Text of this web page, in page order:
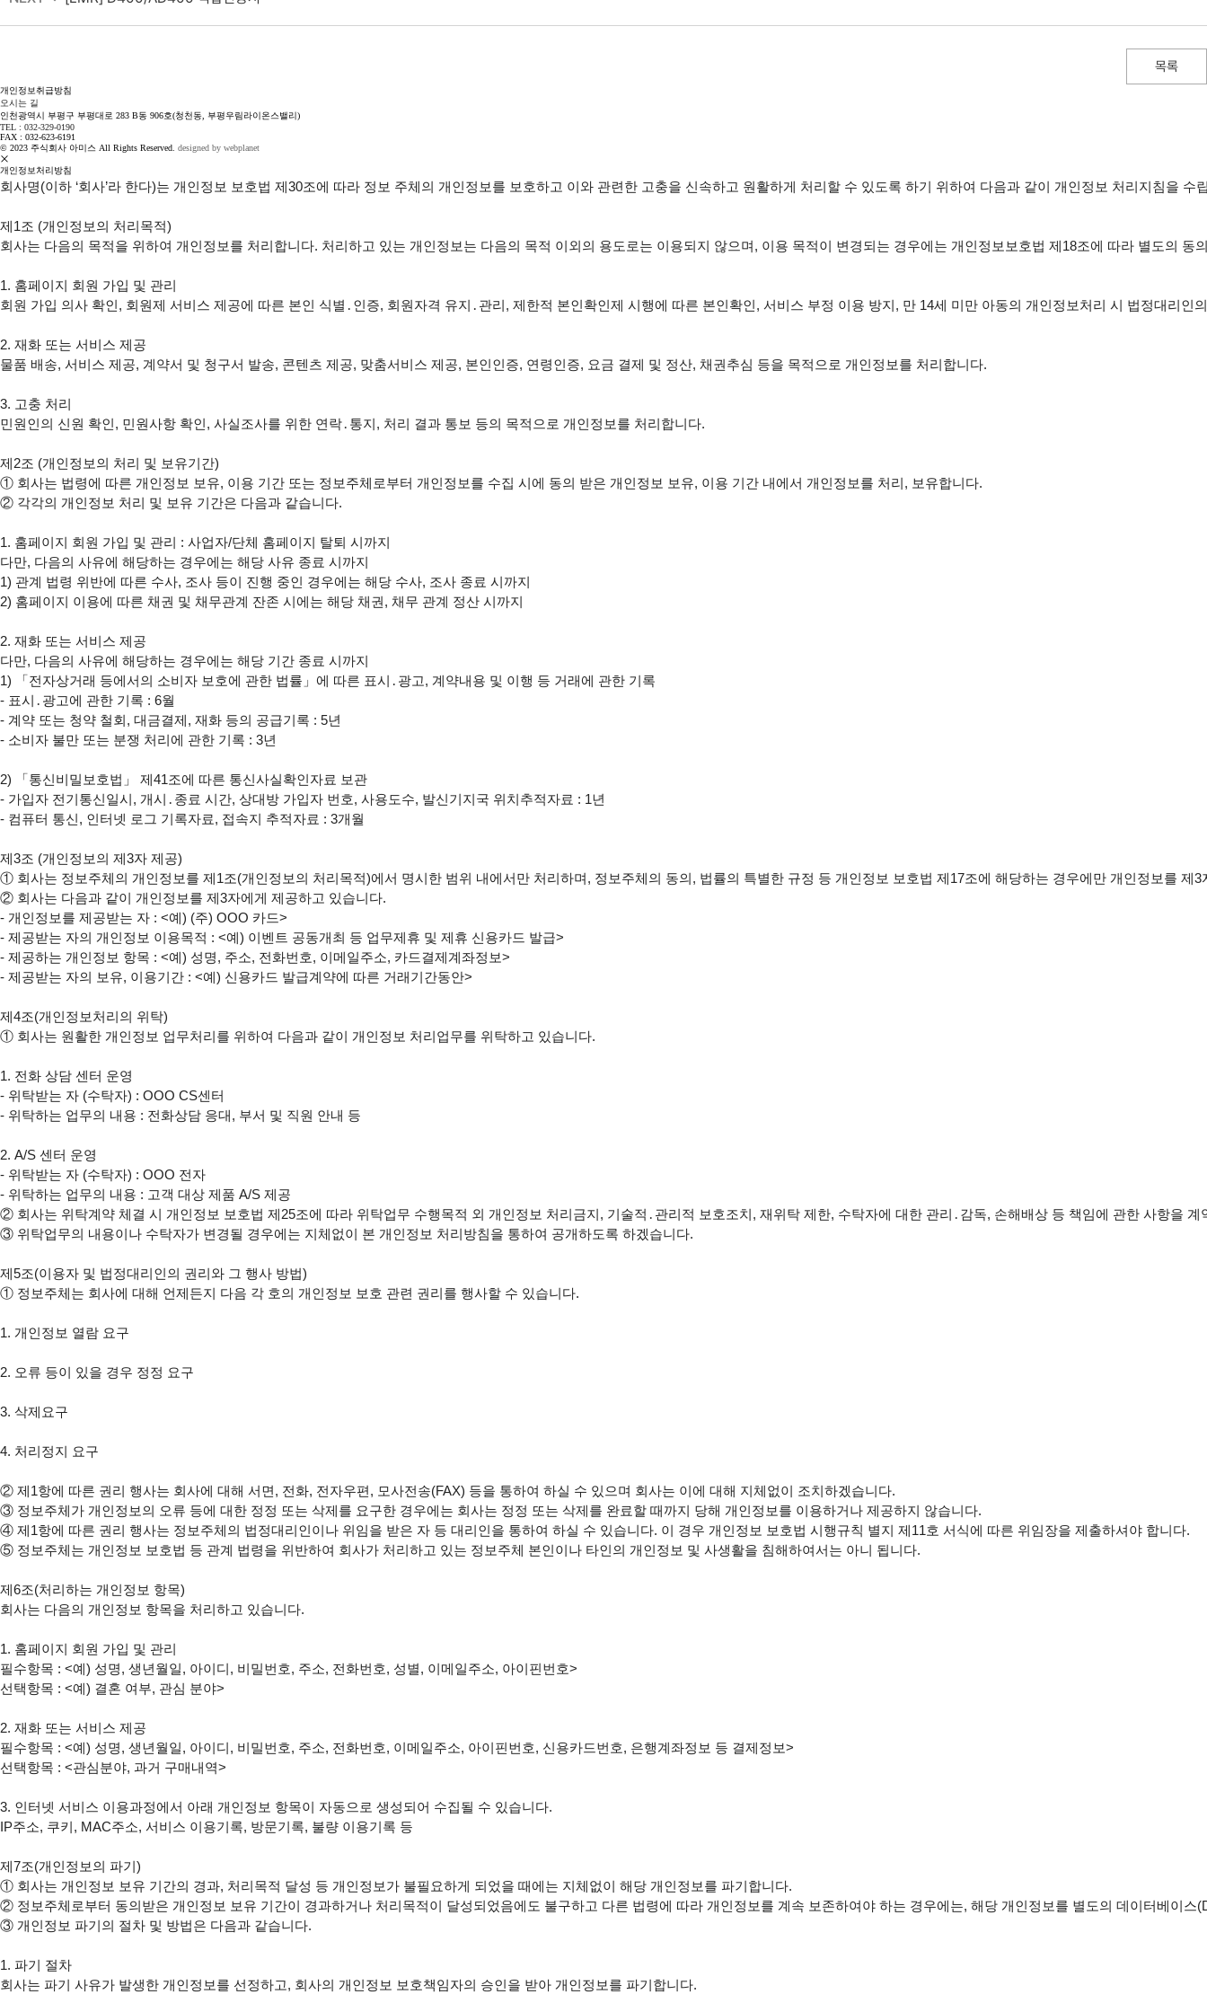
목록
개인정보취급방침
오시는 길
인천광역시 부평구 부평대로 283 B동 906호(청천동, 부평우림라이온스밸리)
TEL : 032-329-0190
FAX : 032-623-6191
© 2023 주식회사 아미스 All Rights Reserved. designed by webplanet
개인정보처리방침
회사명(이하 ‘회사’라 한다)는 개인정보 보호법 제30조에 따라 정보 주체의 개인정보를 보호하고 이와 관련한 고충을 신속하고 원활하게 처리할 수 있도록 하기 위하여 다음과 같이 개인정보 처리지침을 수
제1조 (개인정보의 처리목적)
회사는 다음의 목적을 위하여 개인정보를 처리합니다. 처리하고 있는 개인정보는 다음의 목적 이외의 용도로는 이용되지 않으며, 이용 목적이 변경되는 경우에는 개인정보보호법 제18조에 따라 별도의 동
1. 홈페이지 회원 가입 및 관리
회원 가입 의사 확인, 회원제 서비스 제공에 따른 본인 식별․인증, 회원자격 유지․관리, 제한적 본인확인제 시행에 따른 본인확인, 서비스 부정 이용 방지, 만 14세 미만 아동의 개인정보처리 시 법정대리
2. 재화 또는 서비스 제공
물품 배송, 서비스 제공, 계약서 및 청구서 발송, 콘텐츠 제공, 맞춤서비스 제공, 본인인증, 연령인증, 요금 결제 및 정산, 채권추심 등을 목적으로 개인정보를 처리합니다.
3. 고충 처리
민원인의 신원 확인, 민원사항 확인, 사실조사를 위한 연락․통지, 처리 결과 통보 등의 목적으로 개인정보를 처리합니다.
제2조 (개인정보의 처리 및 보유기간)
① 회사는 법령에 따른 개인정보 보유, 이용 기간 또는 정보주체로부터 개인정보를 수집 시에 동의 받은 개인정보 보유, 이용 기간 내에서 개인정보를 처리, 보유합니다.
② 각각의 개인정보 처리 및 보유 기간은 다음과 같습니다.
1. 홈페이지 회원 가입 및 관리 : 사업자/단체 홈페이지 탈퇴 시까지
다만, 다음의 사유에 해당하는 경우에는 해당 사유 종료 시까지
1) 관계 법령 위반에 따른 수사, 조사 등이 진행 중인 경우에는 해당 수사, 조사 종료 시까지
2) 홈페이지 이용에 따른 채권 및 채무관계 잔존 시에는 해당 채권, 채무 관계 정산 시까지
2. 재화 또는 서비스 제공
다만, 다음의 사유에 해당하는 경우에는 해당 기간 종료 시까지
1) 「전자상거래 등에서의 소비자 보호에 관한 법률」에 따른 표시․광고, 계약내용 및 이행 등 거래에 관한 기록
- 표시․광고에 관한 기록 : 6월
- 계약 또는 청약 철회, 대금결제, 재화 등의 공급기록 : 5년
- 소비자 불만 또는 분쟁 처리에 관한 기록 : 3년
2) 「통신비밀보호법」 제41조에 따른 통신사실확인자료 보관
- 가입자 전기통신일시, 개시․종료 시간, 상대방 가입자 번호, 사용도수, 발신기지국 위치추적자료 : 1년
- 컴퓨터 통신, 인터넷 로그 기록자료, 접속지 추적자료 : 3개월
제3조 (개인정보의 제3자 제공)
① 회사는 정보주체의 개인정보를 제1조(개인정보의 처리목적)에서 명시한 범위 내에서만 처리하며, 정보주체의 동의, 법률의 특별한 규정 등 개인정보 보호법 제17조에 해당하는 경우에만 개인정보를 제3
② 회사는 다음과 같이 개인정보를 제3자에게 제공하고 있습니다.
- 개인정보를 제공받는 자 : <예) (주) OOO 카드>
- 제공받는 자의 개인정보 이용목적 : <예) 이벤트 공동개최 등 업무제휴 및 제휴 신용카드 발급>
- 제공하는 개인정보 항목 : <예) 성명, 주소, 전화번호, 이메일주소, 카드결제계좌정보>
- 제공받는 자의 보유, 이용기간 : <예) 신용카드 발급계약에 따른 거래기간동안>
제4조(개인정보처리의 위탁)
① 회사는 원활한 개인정보 업무처리를 위하여 다음과 같이 개인정보 처리업무를 위탁하고 있습니다.
1. 전화 상담 센터 운영
- 위탁받는 자 (수탁자) : OOO CS센터
- 위탁하는 업무의 내용 : 전화상담 응대, 부서 및 직원 안내 등
2. A/S 센터 운영
- 위탁받는 자 (수탁자) : OOO 전자
- 위탁하는 업무의 내용 : 고객 대상 제품 A/S 제공
② 회사는 위탁계약 체결 시 개인정보 보호법 제25조에 따라 위탁업무 수행목적 외 개인정보 처리금지, 기술적․관리적 보호조치, 재위탁 제한, 수탁자에 대한 관리․감독, 손해배상 등 책임에 관한 사항을
③ 위탁업무의 내용이나 수탁자가 변경될 경우에는 지체없이 본 개인정보 처리방침을 통하여 공개하도록 하겠습니다.
제5조(이용자 및 법정대리인의 권리와 그 행사 방법)
① 정보주체는 회사에 대해 언제든지 다음 각 호의 개인정보 보호 관련 권리를 행사할 수 있습니다.
1. 개인정보 열람 요구
2. 오류 등이 있을 경우 정정 요구
3. 삭제요구
4. 처리정지 요구
② 제1항에 따른 권리 행사는 회사에 대해 서면, 전화, 전자우편, 모사전송(FAX) 등을 통하여 하실 수 있으며 회사는 이에 대해 지체없이 조치하겠습니다.
③ 정보주체가 개인정보의 오류 등에 대한 정정 또는 삭제를 요구한 경우에는 회사는 정정 또는 삭제를 완료할 때까지 당해 개인정보를 이용하거나 제공하지 않습니다.
④ 제1항에 따른 권리 행사는 정보주체의 법정대리인이나 위임을 받은 자 등 대리인을 통하여 하실 수 있습니다. 이 경우 개인정보 보호법 시행규칙 별지 제11호 서식에 따른 위임장을 제출하셔야 합니다.
⑤ 정보주체는 개인정보 보호법 등 관계 법령을 위반하여 회사가 처리하고 있는 정보주체 본인이나 타인의 개인정보 및 사생활을 침해하여서는 아니 됩니다.
제6조(처리하는 개인정보 항목)
회사는 다음의 개인정보 항목을 처리하고 있습니다.
1. 홈페이지 회원 가입 및 관리
필수항목 : <예) 성명, 생년월일, 아이디, 비밀번호, 주소, 전화번호, 성별, 이메일주소, 아이핀번호>
선택항목 : <예) 결혼 여부, 관심 분야>
2. 재화 또는 서비스 제공
필수항목 : <예) 성명, 생년월일, 아이디, 비밀번호, 주소, 전화번호, 이메일주소, 아이핀번호, 신용카드번호, 은행계좌정보 등 결제정보>
선택항목 : <관심분야, 과거 구매내역>
3. 인터넷 서비스 이용과정에서 아래 개인정보 항목이 자동으로 생성되어 수집될 수 있습니다.
IP주소, 쿠키, MAC주소, 서비스 이용기록, 방문기록, 불량 이용기록 등
제7조(개인정보의 파기)
① 회사는 개인정보 보유 기간의 경과, 처리목적 달성 등 개인정보가 불필요하게 되었을 때에는 지체없이 해당 개인정보를 파기합니다.
② 정보주체로부터 동의받은 개인정보 보유 기간이 경과하거나 처리목적이 달성되었음에도 불구하고 다른 법령에 따라 개인정보를 계속 보존하여야 하는 경우에는, 해당 개인정보를 별도의 데이터베이스
③ 개인정보 파기의 절차 및 방법은 다음과 같습니다.
1. 파기 절차
회사는 파기 사유가 발생한 개인정보를 선정하고, 회사의 개인정보 보호책임자의 승인을 받아 개인정보를 파기합니다.